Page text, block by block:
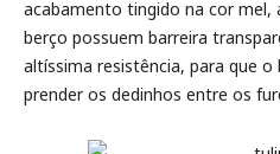
acabamento tingido na cor mel,
berço possuem barreira
altíssima resistência, para que
prender os dedinhos entre os